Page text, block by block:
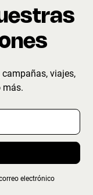
viajes,
más.
electrónico